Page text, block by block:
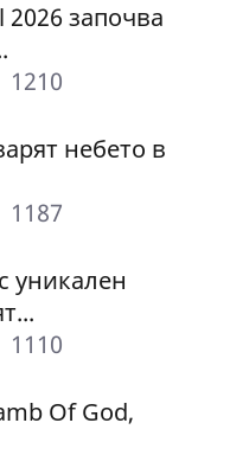
2026 започва
1210
небето в
1187
уникален
1110
Of God,